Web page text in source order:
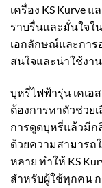
เครื่อง KS Kurve
ราบรื่นและมั่นใจ
เอกลักษณ์และการ
สนใจและน่าใช้งาน
บุหรี่ไฟฟ้ารุ่น เคเอ
ต้องการหาตัวช่วย
การดูดบุหรี่แล้วมีก
ด้วยความสามารถ
หลาย ทำให้ KS
สำหรับผู้ใช้ทุกคน